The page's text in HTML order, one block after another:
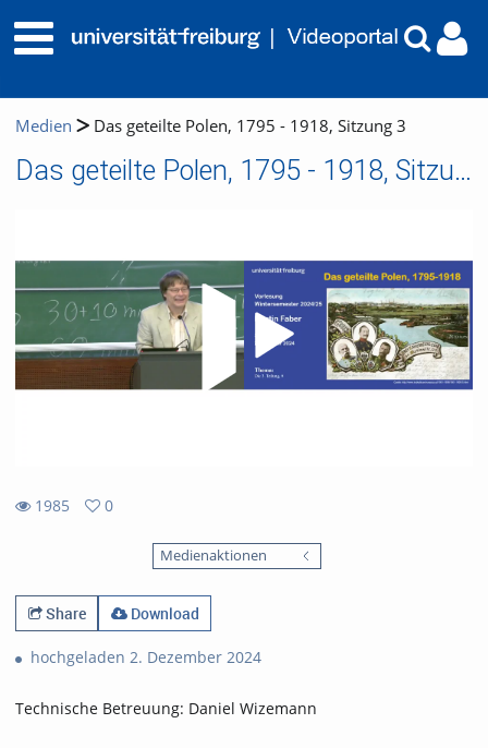
Medien Das geteilte Polen, 1795 - 1918, Sitzung 3
Das geteilte Polen, 1795 - 1918, Sitzung 3
1985
0
Medienaktionen
Share Download
hochgeladen 2. Dezember 2024
Technische Betreuung: Daniel Wizemann